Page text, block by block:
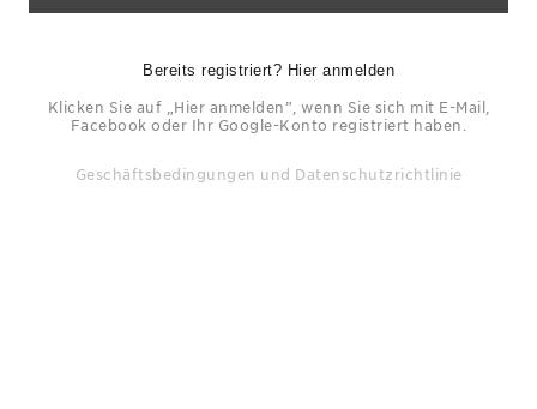
Bereits registriert? Hier anmelden
Klicken Sie auf „Hier anmelden”, wenn Sie sich mit E-Mail,
Facebook oder Ihr Google-Konto registriert haben.
Geschäftsbedingungen und Datenschutzrichtlinie